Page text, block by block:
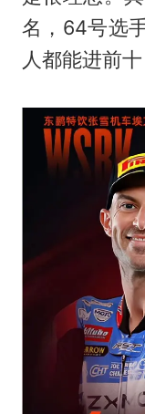
名，64号选
人都能进前